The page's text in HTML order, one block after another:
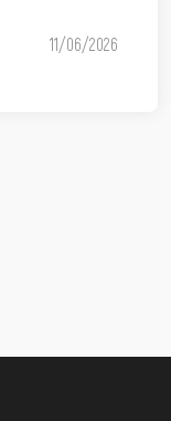
11/06/2026